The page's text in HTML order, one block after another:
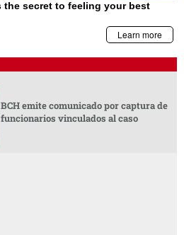
BCH emite comunicado por captura de
funcionarios vinculados al caso